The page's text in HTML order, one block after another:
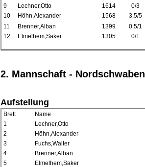
9
Lechner,Otto 1614
0/3
10
Höhn,Alexander 1568
3.5/5
11
Brenner,Alban 1399
0.5/1
12
Elmelhem,Saker 1305 0/1
2. Mannschaft -
Aufstellung
Brett
Name
1
Lechner,Otto
2
Höhn,Alexander
3
Fuchs,Walter
4
Brenner,Alban
5
Elmelhem,Saker